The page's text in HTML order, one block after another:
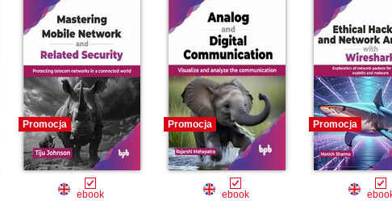
Promocja
ebook
Promocja
ebook
Promocja